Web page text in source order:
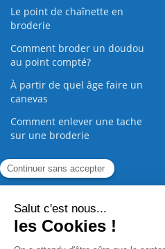
Le point de chaînette en
broderie
Comment broder un doudou
au point compté?
À partir de quel âge faire un
canevas
Comment enlever une tache
sur une broderie
Guide de la Broderie